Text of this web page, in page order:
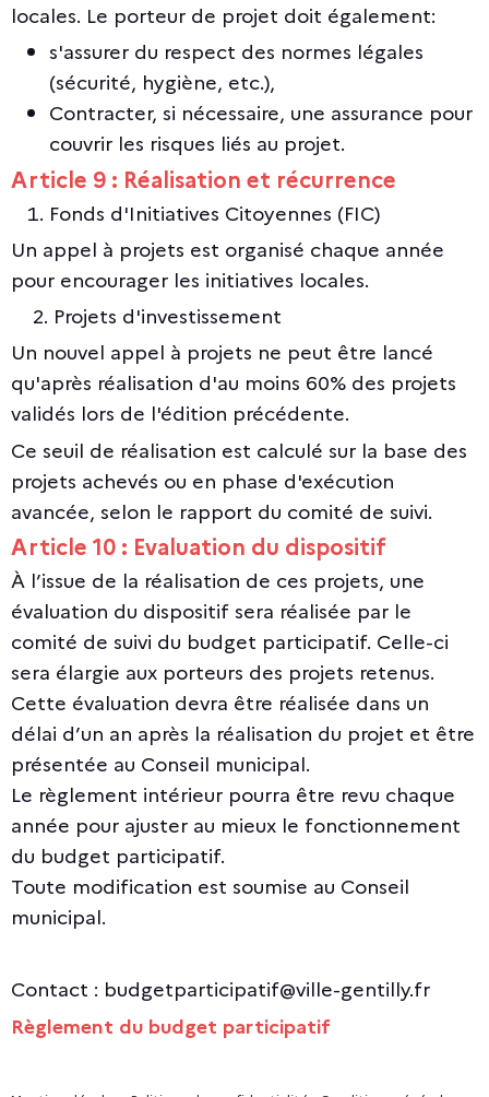
locales. Le porteur de projet doit également:
s'assurer du respect des normes légales
(sécurité, hygiène, etc.),
Contracter, si nécessaire, une assurance pour
couvrir les risques liés au projet.
Article 9 : Réalisation et récurrence
Fonds d'Initiatives Citoyennes (FIC)
Un appel à projets est organisé chaque année
pour encourager les initiatives locales.
2. Projets d'investissement
Un nouvel appel à projets ne peut être lancé
qu'après réalisation d'au moins 60% des projets
validés lors de l'édition précédente.
Ce seuil de réalisation est calculé sur la base des
projets achevés ou en phase d'exécution
avancée, selon le rapport du comité de suivi.
Article 10 : Evaluation du dispositif
À l’issue de la réalisation de ces projets, une
évaluation du dispositif sera réalisée par le
comité de suivi du budget participatif. Celle-ci
sera élargie aux porteurs des projets retenus.
Cette évaluation devra être réalisée dans un
délai d’un an après la réalisation du projet et être
présentée au Conseil municipal.
Le règlement intérieur pourra être revu chaque
année pour ajuster au mieux le fonctionnement
du budget participatif.
Toute modification est soumise au Conseil
municipal.
Contact : budgetparticipatif@ville-gentilly.fr
Règlement du budget participatif